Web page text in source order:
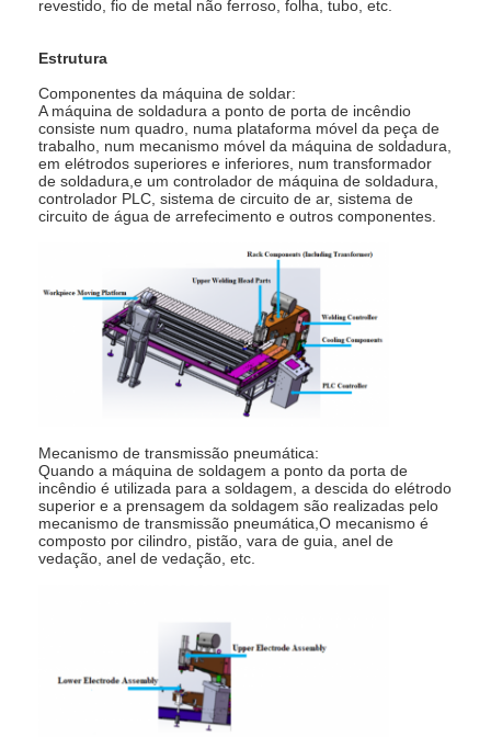
multi máquina de soldadura principal do ponto
Máquina de soldadura do ponto da tabela
máquina de soldadura manual do ponto
Única máquina de soldadura lateral do ponto
Máquina de soldadura da emenda
Pistola robótica de soldagem por ponto
Máquina de soldadura da difusão
Soldador Machine do laser
máquina de solda de pinos
Cabos sem pontapés
Máquina do alimentador da porca
Elétrodos de cobre da soldadura de ponto
extrator de dentes de carro
Máquina de soldadura do ponto da descarga do capacitor
revestido, fio de metal não ferroso, folha, tubo, etc.
Estrutura
Componentes da máquina de soldar:
A máquina de soldadura a ponto de porta de incêndio
consiste num quadro, numa plataforma móvel da peça de
trabalho, num mecanismo móvel da máquina de soldadura,
em elétrodos superiores e inferiores, num transformador
de soldadura,e um controlador de máquina de soldadura,
controlador PLC, sistema de circuito de ar, sistema de
circuito de água de arrefecimento e outros componentes.
Mecanismo de transmissão pneumática:
Quando a máquina de soldagem a ponto da porta de
incêndio é utilizada para a soldagem, a descida do elétrodo
superior e a prensagem da soldagem são realizadas pelo
mecanismo de transmissão pneumática,O mecanismo é
composto por cilindro, pistão, vara de guia, anel de
vedação, anel de vedação, etc.